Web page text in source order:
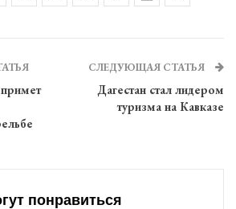
СЛЕДУЮЩАЯ СТАТЬЯ
Дагестан стал лидером
туризма на Кавказе
понравиться